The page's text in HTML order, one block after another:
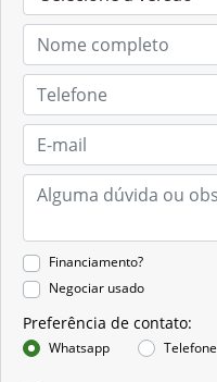
Financiamento?
Negociar usado
Preferência de contato:
Whatsapp Telefone